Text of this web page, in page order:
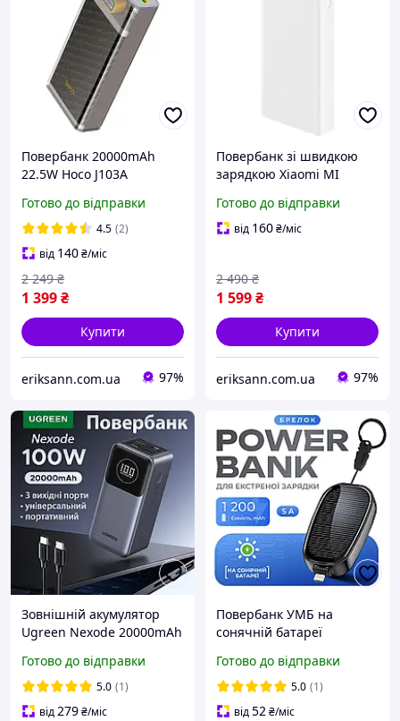
Повербанк 20000mAh
22.5W Hoco J103A
2xUSB/Type-C сірий
Готово до відправки
4.5 (2)
від 140₴/міс
1 399₴
2 249 ₴
Купити
eriksann.com.ua 97%
Повербанк зі швидкою
зарядкою Xiaomi MI
20000mAh 22.5W білий
(BHR6109CN)
Готово до відправки
від 160₴/міс
1 599₴
2 490 ₴
Купити
eriksann.com.ua 97%
Зовнішній акумулятор
Ugreen Nexode 20000mAh
повербанк на 3 порти зі
швидким заряджанням і
кабелем USB-C (PB725)
Готово до відправки
5.0 (1)
від279₴/міс
Повербанк УМБ на
сонячній батареї
зарядка Navu міні power
bank брелок 1500 mAh
Готово до відправки
5.0 (1)
від52₴/міс